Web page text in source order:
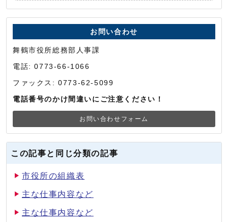
お問い合わせ
舞鶴市役所総務部人事課
電話: 0773-66-1066
ファックス: 0773-62-5099
電話番号のかけ間違いにご注意ください！
お問い合わせフォーム
この記事と同じ分類の記事
市役所の組織表
主な仕事内容など
主な仕事内容など